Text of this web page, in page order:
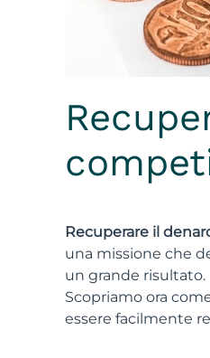
Recuperare il
una missione che
un grande risultato.
Scopriamo ora
essere facilmente